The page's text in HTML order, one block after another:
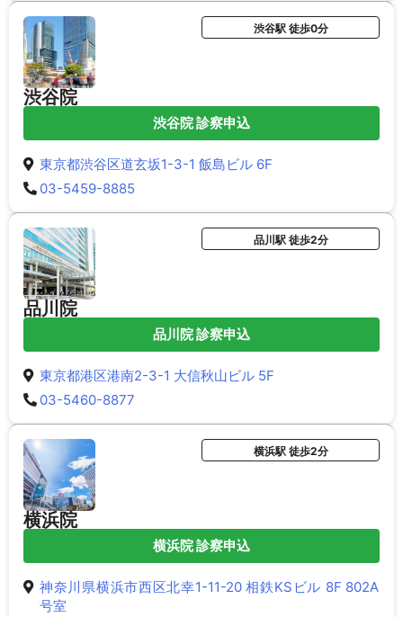
渋谷院
渋谷駅 徒歩0分
渋谷院 診察申込
東京都渋谷区道玄坂1-3-1 飯島ビル 6F
03-5459-8885
品川院
品川駅 徒歩2分
品川院 診察申込
東京都港区港南2-3-1 大信秋山ビル 5F
03-5460-8877
横浜院
横浜駅 徒歩2分
横浜院 診察申込
神奈川県横浜市西区北幸1-11-20 相鉄KSビル 8F 802A
号室